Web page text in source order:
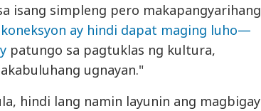
isang simpleng pero makapangyarihang
ay hindi dapat maging luho—
patungo sa pagtuklas ng kultura,
ugnayan."
hindi lang namin layunin ang magbigay